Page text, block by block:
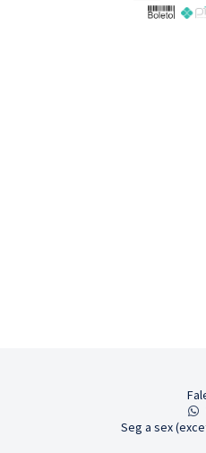
Seg a sex